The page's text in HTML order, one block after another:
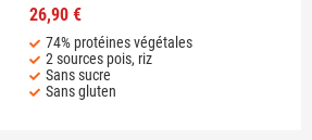
26,90 €
74% protéines végétales
2 sources pois, riz
Sans sucre
Sans gluten